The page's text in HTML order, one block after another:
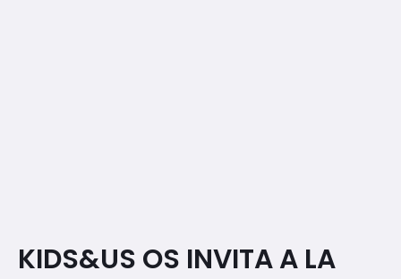
KIDS&US OS INVITA A LA